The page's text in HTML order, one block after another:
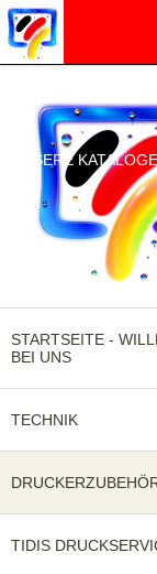
UNSERE KATALOGE
STARTSEITE -
BEI UNS
TECHNIK
TIDIS